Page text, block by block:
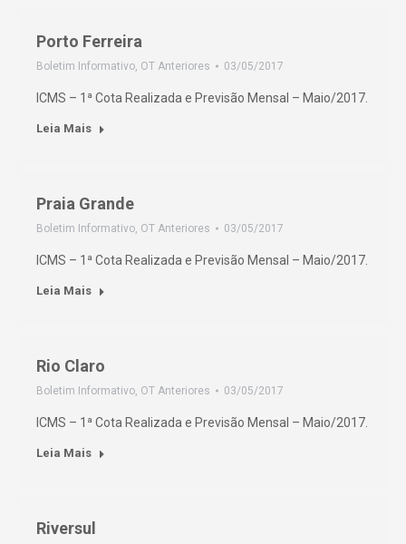
Porto Ferreira
Boletim Informativo, OT Anteriores 03/05/2017
ICMS – 1ª Cota Realizada e Previsão Mensal – Maio/2017.
Leia Mais
Praia Grande
Boletim Informativo, OT Anteriores 03/05/2017
ICMS – 1ª Cota Realizada e Previsão Mensal – Maio/2017.
Leia Mais
Rio Claro
Boletim Informativo, OT Anteriores 03/05/2017
ICMS – 1ª Cota Realizada e Previsão Mensal – Maio/2017.
Leia Mais
Riversul